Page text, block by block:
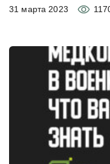
31 марта 2023